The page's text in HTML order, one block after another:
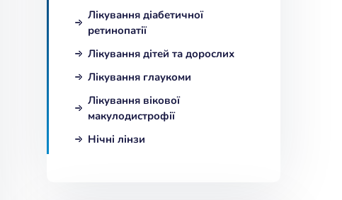
Лікування діабетичної
ретинопатії
Лікування дітей та дорослих
Лікування глаукоми
Лікування вікової
макулодистрофії
Нічні лінзи